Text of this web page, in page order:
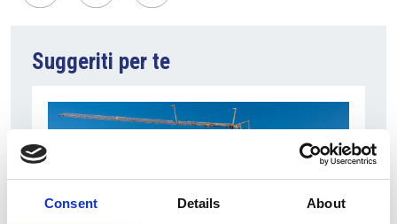
Consent Details About
Suggeriti per te